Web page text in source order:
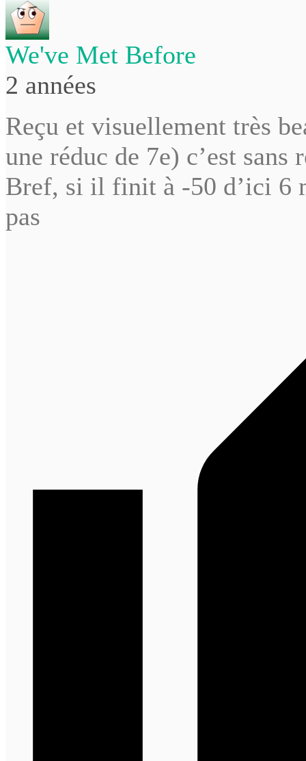
We've Met Before
2 années
Reçu et visuellement très
une réduc de 7e) c’est
Bref, si il finit à -50 d’ici 6
pas